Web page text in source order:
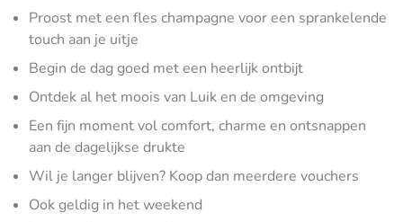
Proost met een fles champagne voor een sprankelende
touch aan je uitje
Begin de dag goed met een heerlijk ontbijt
Ontdek al het moois van Luik en de omgeving
Een fijn moment vol comfort, charme en ontsnappen
aan de dagelijkse drukte
Wil je langer blijven? Koop dan meerdere vouchers
Ook geldig in het weekend